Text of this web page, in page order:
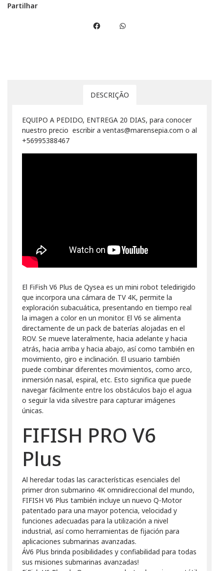
Partilhar
DESCRIÇÃO
EQUIPO A PEDIDO, ENTREGA 20 DIAS, para conocer
nuestro precio escribir a ventas@marensepia.com o al
+56995388467
El FiFish V6 Plus de Qysea es un mini robot teledirigido
que incorpora una cámara de TV 4K, permite la
exploración subacuática, presentando en tiempo real
la imagen a color en un monitor. El V6 se alimenta
directamente de un pack de baterías alojadas en el
ROV. Se mueve lateralmente, hacia adelante y hacia
atrás, hacia arriba y hacia abajo, así como también en
movimiento, giro e inclinación. El usuario también
puede combinar diferentes movimientos, como arco,
inmersión nasal, espiral, etc. Esto significa que puede
navegar fácilmente entre los obstáculos bajo el agua
o seguir la vida silvestre para capturar imágenes
únicas.
FIFISH PRO V6
Plus
Al heredar todas las características esenciales del
primer dron submarino 4K omnidireccional del mundo,
FIFISH V6 Plus también incluye un nuevo Q-Motor
patentado para una mayor potencia, velocidad y
funciones adecuadas para la utilización a nivel
industrial, así como herramientas de fijación para
aplicaciones submarinas avanzadas.
ÁV6 Plus brinda posibilidades y confiabilidad para todas
sus misiones submarinas avanzadas!